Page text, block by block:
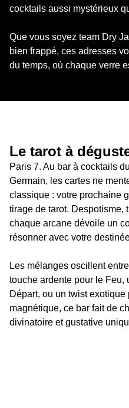
cocktails aussi mystérieux
Que vous soyez team Dry
bien frappé, ces adresses
du temps, où chaque verre
Le tarot à
Paris 7. Au bar à cocktails
Germain, les cartes ne
classique : votre prochaine
tirage de tarot. Despotisme,
chaque arcane dévoile un
résonner avec votre
Les mélanges oscillent
touche ardente pour le Feu,
Départ, ou un twist
magnétique, ce bar fait de
divinatoire et gustative